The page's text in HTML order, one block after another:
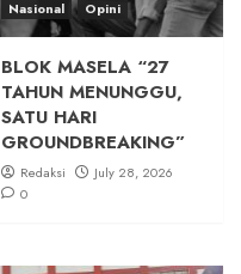
Nasional Opini
BLOK MASELA “27
TAHUN MENUNGGU,
SATU HARI
GROUNDBREAKING”
Redaksi
July 28, 2026
0